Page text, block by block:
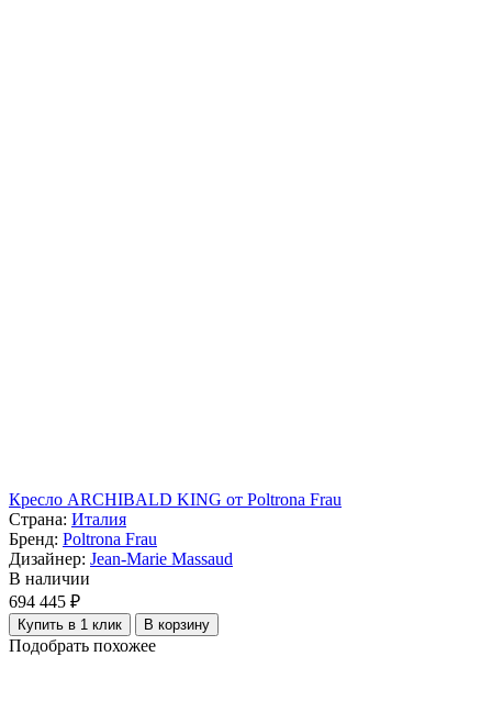
Кресло ARCHIBALD KING от Poltrona Frau
Страна: Италия
Бренд: Poltrona Frau
Дизайнер: Jean-Marie Massaud
В наличии
694 445 ₽
Купить в 1 клик В корзину
Подобрать похожее